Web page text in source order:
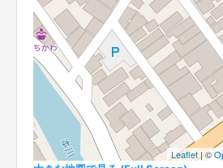
Leaflet | ©